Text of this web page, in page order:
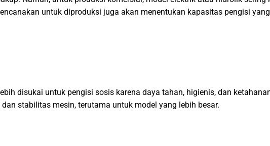
untuk diproduksi juga akan menentukan kapasitas pengisi yang
disukai untuk pengisi sosis karena daya tahan, higienis, dan
stabilitas mesin, terutama untuk model yang lebih besar.